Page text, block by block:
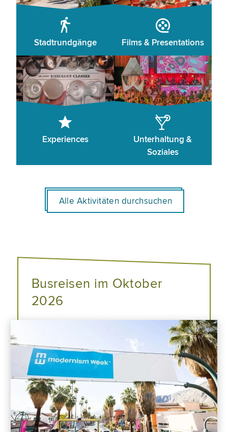
Stadtrundgänge Films & Presentations
Experiences
Unterhaltung &
Soziales
Alle Aktivitäten durchsuchen
Busreisen im Oktober
2026